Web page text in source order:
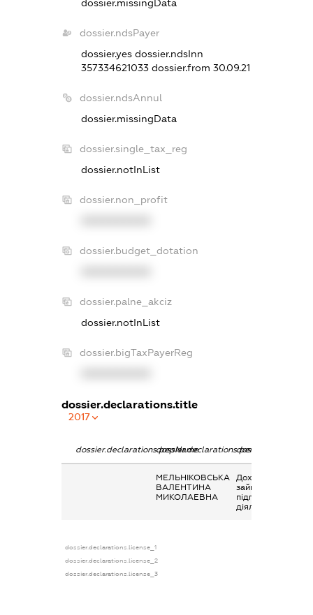
dossier.missingData
dossier.ndsPayer
dossier.yes dossier.ndsInn
357334621033 dossier.from 30.09.21
dossier.ndsAnnul
dossier.missingData
dossier.single_tax_reg
dossier.notInList
dossier.non_profit
dossier.budget_dotation
dossier.palne_akciz
dossier.notInList
dossier.bigTaxPayerReg
dossier.declarations.title
2017
dossier.declarations.pepNamedossier.declarations.personName
МЕЛЬНІКОВСЬКА
ВАЛЕНТИНА
МИКОЛАЕВНА
Дохід від
зайняття
підприємницькою
діяльністю
dossier.declarations.license_1
dossier.declarations.license_2
dossier.declarations.license_3